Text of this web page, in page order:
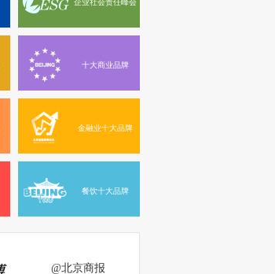
十大商业品牌
金融业十大品牌
餐饮十大品牌
@北京商报